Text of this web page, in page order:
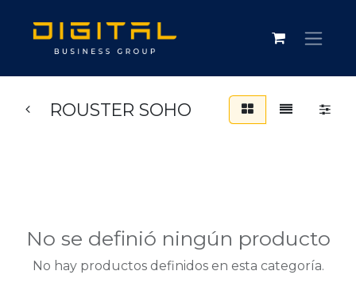
ROUSTER SOHO
No se definió ningún producto
No hay productos definidos en esta categoría.